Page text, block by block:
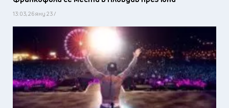
13:03, 26 яну 23 /